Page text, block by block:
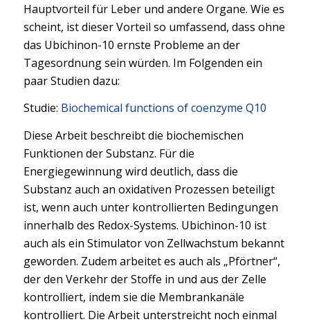
Hauptvorteil für Leber und andere Organe. Wie es
scheint, ist dieser Vorteil so umfassend, dass ohne
das Ubichinon-10 ernste Probleme an der
Tagesordnung sein würden. Im Folgenden ein
paar Studien dazu:
Studie: Biochemical functions of coenzyme Q10
Diese Arbeit beschreibt die biochemischen
Funktionen der Substanz. Für die
Energiegewinnung wird deutlich, dass die
Substanz auch an oxidativen Prozessen beteiligt
ist, wenn auch unter kontrollierten Bedingungen
innerhalb des Redox-Systems. Ubichinon-10 ist
auch als ein Stimulator von Zellwachstum bekannt
geworden. Zudem arbeitet es auch als „Pförtner“,
der den Verkehr der Stoffe in und aus der Zelle
kontrolliert, indem sie die Membrankanäle
kontrolliert. Die Arbeit unterstreicht noch einmal